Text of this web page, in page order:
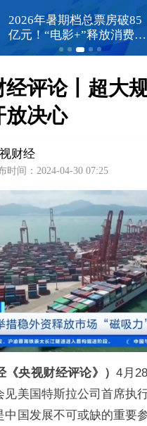
2026年暑期档总票房破85
亿元！“电影+”释放消费新
经评论丨超大
放决心
财经
时间：2024-04-30 07:25
《央视财经评论》）4月
见美国特斯拉公司首席执
中国发展不可或缺的重要